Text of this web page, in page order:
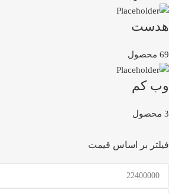
هدست
69 محصول
وب کم
3 محصول
فیلتر بر اساس قیمت